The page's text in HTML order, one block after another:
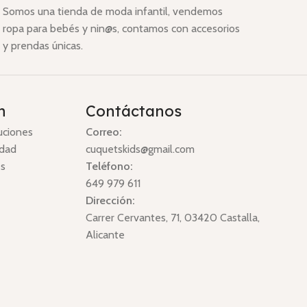
Somos una tienda de moda infantil, vendemos
ropa para bebés y nin@s, contamos con accesorios
y prendas únicas.
Contáctanos
Correo:
cuquetskids@gmail.com
Teléfono:
649 979 611
Dirección:
Carrer Cervantes, 71, 03420 Castalla,
Alicante